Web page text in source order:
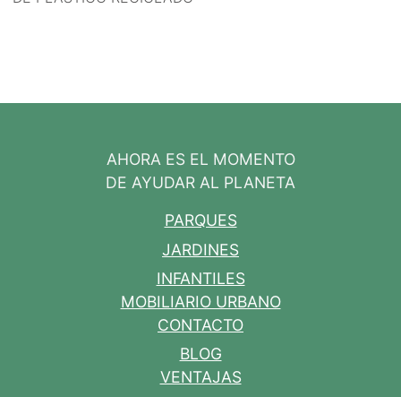
AHORA ES EL MOMENTO
DE AYUDAR AL PLANETA
PARQUES
JARDINES
INFANTILES
MOBILIARIO URBANO
CONTACTO
BLOG
VENTAJAS